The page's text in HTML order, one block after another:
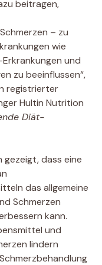
beitragen,
– zu
wie
und
zu beeinflussen“,
registrierter
Hultin Nutrition
Diät-
gezeigt, dass eine
das allgemeine
Schmerzen
kann.
und
lindern